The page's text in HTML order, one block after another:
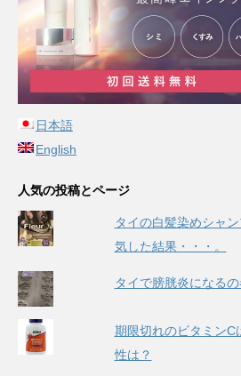
日本語
English
人気の投稿とページ
タイの白髪染めシャ
気した結果・・・。
タイで膀胱炎になる
期限切れのビタミンC
性は？